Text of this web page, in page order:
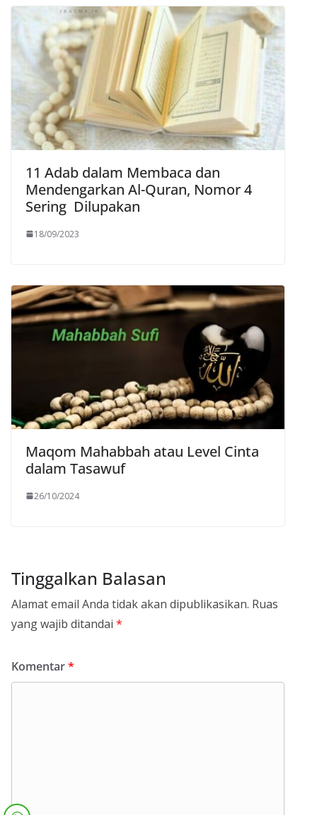
11 Adab dalam Membaca dan
Mendengarkan Al-Quran, Nomor 4
Sering Dilupakan
18/09/2023
Maqom Mahabbah atau Level Cinta
dalam Tasawuf
26/10/2024
Tinggalkan Balasan
Alamat email Anda tidak akan dipublikasikan. Ruas
yang wajib ditandai *
Komentar*